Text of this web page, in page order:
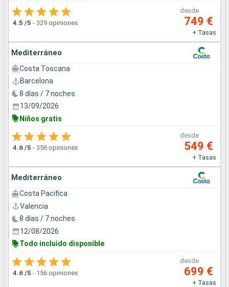
4.5 /5 - 329 opiniones
desde
749 €
+ Tasas
Mediterráneo
Costa Toscana
Barcelona
8 días / 7 noches
13/09/2026
Niños gratis
4.6 /5 - 356 opiniones
desde
549 €
+ Tasas
Mediterráneo
Costa Pacifica
Valencia
8 días / 7 noches
12/08/2026
Todo incluido disponible
4.6 /5 - 156 opiniones
desde
699 €
+ Tasas